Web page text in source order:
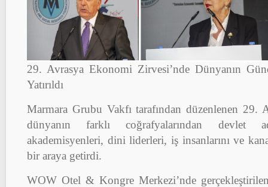
29. Avrasya Ekonomi Zirvesi’nde Dünyanın
Yatırıldı
Marmara Grubu Vakfı tarafından düzenlenen 29.
dünyanın farklı coğrafyalarından devlet
akademisyenleri, dini liderleri, iş insanlarını ve
bir araya getirdi.
WOW Otel & Kongre Merkezi’nde